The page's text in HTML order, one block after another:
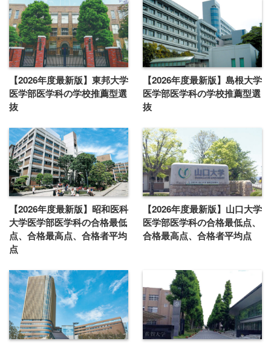
【2026年度最新版】東邦大学
医学部医学科の学校推薦型選
抜
【2026年度最新版】島根大学
医学部医学科の学校推薦型選
抜
【2026年度最新版】昭和医科
大学医学部医学科の合格最低
点、合格最高点、合格者平均
点
【2026年度最新版】山口大学
医学部医学科の合格最低点、
合格最高点、合格者平均点